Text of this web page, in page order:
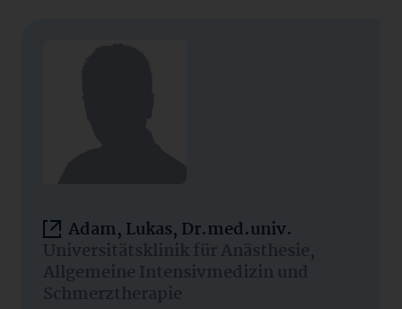
Adam, Lukas, Dr.med.univ.
Universitätsklinik für Anästhesie,
Allgemeine Intensivmedizin und
Schmerztherapie